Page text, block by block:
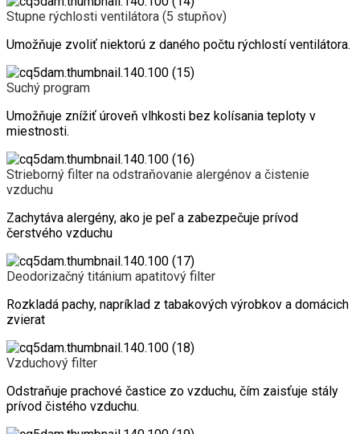
Stupne rýchlosti ventilátora (5 stupňov)
Umožňuje zvoliť niektorú z daného počtu rýchlostí ventilátora.
Suchý program
Umožňuje znížiť úroveň vlhkosti bez kolísania teploty v
miestnosti.
Strieborný filter na odstraňovanie alergénov a čistenie
vzduchu
Zachytáva alergény, ako je peľ a zabezpečuje prívod
čerstvého vzduchu
Deodorizačný titánium apatitový filter
Rozkladá pachy, napríklad z tabakových výrobkov a domácich
zvierat
Vzduchový filter
Odstraňuje prachové častice zo vzduchu, čím zaisťuje stály
prívod čistého vzduchu.